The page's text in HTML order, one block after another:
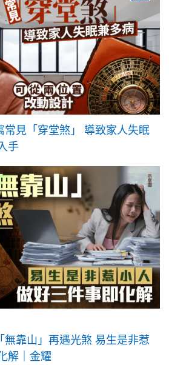
常見「穿堂煞」 導致家人失眠
手
無靠山」再遇光煞 易生是非惹
解｜金耀